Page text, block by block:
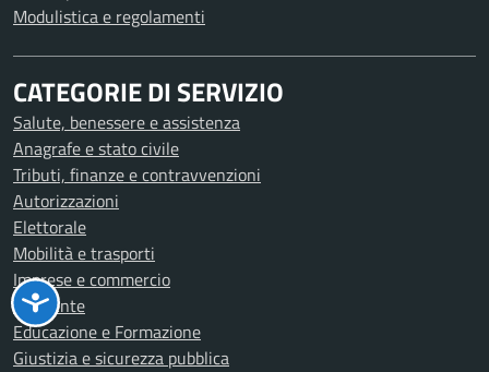
Modulistica e regolamenti
CATEGORIE DI SERVIZIO
Salute, benessere e assistenza
Anagrafe e stato civile
Tributi, finanze e contravvenzioni
Autorizzazioni
Elettorale
Mobilità e trasporti
Imprese e commercio
Ambiente
Educazione e Formazione
Giustizia e sicurezza pubblica